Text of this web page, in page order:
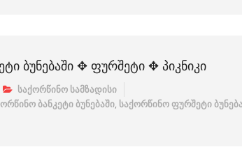
ᲑᲣᲜᲔᲑᲐᲨᲘ ✥ ᲤᲣᲠᲨᲔᲢᲘ ✥ ᲞᲘᲙᲜᲘᲙᲘ
საქორწინო სამზადისი
ბანკეტი ბუნებაში, საქორწინო ფურშეტი